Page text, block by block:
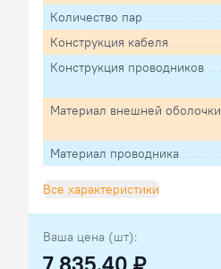
Количество пар
Конструкция кабеля
Конструкция проводников
Материал внешней оболочки
Материал проводника
Все характеристики
Ваша цена (шт):
7 835.40 ₽